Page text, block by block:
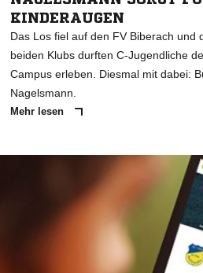
KINDERAUGEN
Das Los fiel auf den FV Biberach und
beiden Klubs durften C-Jugendliche
Campus erleben. Diesmal mit dabei:
Nagelsmann.
Mehr lesen